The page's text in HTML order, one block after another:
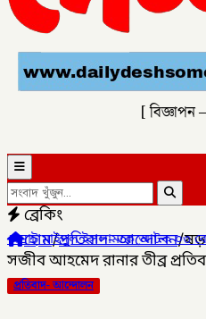
[
ব্রেকিং
আটক ০৩ বোতল স্কাফ সিরাপ
হোম/প্রতিবাদ- আন্দোলন/
সজীব আহমেদ রানার তীব্র
প্রতিবাদ- আন্দোলন